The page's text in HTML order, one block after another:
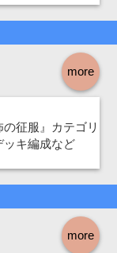
more
の征服』カテゴリ
ッキ編成など
more